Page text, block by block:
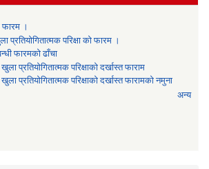
फारम ।
प्रतियोगितात्मक परिक्षा को फारम ।
फारमको ढाँचा
प्रतियोगितात्मक परिक्षाको दर्खास्त फाराम
प्रतियोगितात्मक परिक्षाको दर्खास्त फारामको नमुना
अन्य